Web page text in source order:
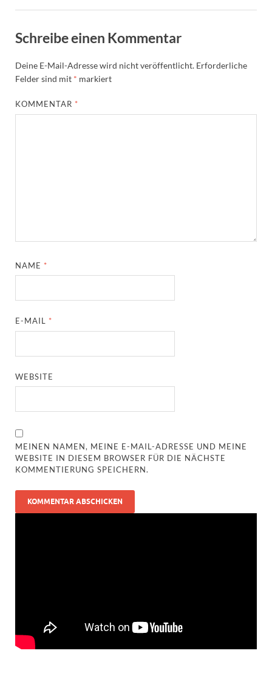
Schreibe einen Kommentar
Deine E-Mail-Adresse wird nicht veröffentlicht. Erforderliche
Felder sind mit * markiert
KOMMENTAR *
NAME *
E-MAIL *
WEBSITE
MEINEN NAMEN, MEINE E-MAIL-ADRESSE UND MEINE
WEBSITE IN DIESEM BROWSER FÜR DIE NÄCHSTE
KOMMENTIERUNG SPEICHERN.